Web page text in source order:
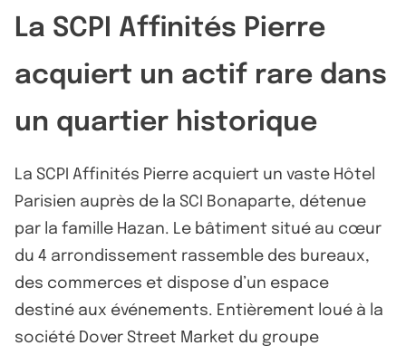
La SCPI Affinités Pierre
acquiert un actif rare dans
un quartier historique
La SCPI Affinités Pierre acquiert un vaste Hôtel
Parisien auprès de la SCI Bonaparte, détenue
par la famille Hazan. Le bâtiment situé au cœur
du 4 arrondissement rassemble des bureaux,
des commerces et dispose d’un espace
destiné aux événements. Entièrement loué à la
société Dover Street Market du groupe